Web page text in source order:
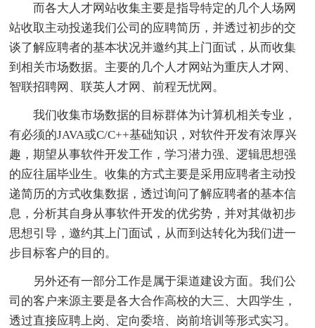
而各大人才网站收集主要是指导特定的几个人场网
站收取主动投递我们公司的应聘简历，并透过初步的交
谈了解应聘者的基本状况并邀约其上门面试，从而收集
到相关市场数据。主要的几个人才网站为重庆人才网、
智联招聘网、联英人才网、前程无忧网。
我们收集市场数据的目标群体为计算机相关专业，
有必须的JAVA或C/C++基础知识，对软件开发有浓厚兴
趣，期望从事软件开发工作，学习潜力强、逻辑思想强
的应往届毕业生。收集的方式主要是采用应聘者主动投
递简历的方式收集数据，透过询问了解应聘者的基本信
息，分析其自身从事软件开发的优劣势，并对其做初步
思想引导，邀约其上门面试，从而到达转化为我们进一
步目标客户的目的。
另外还有一部分工作是属于渠道建设方面。我们公
司的客户来源主要是各大合作高校的大三、大四学生，
透过直接应聘上岗、定向委培、岗前培训等形式实习。